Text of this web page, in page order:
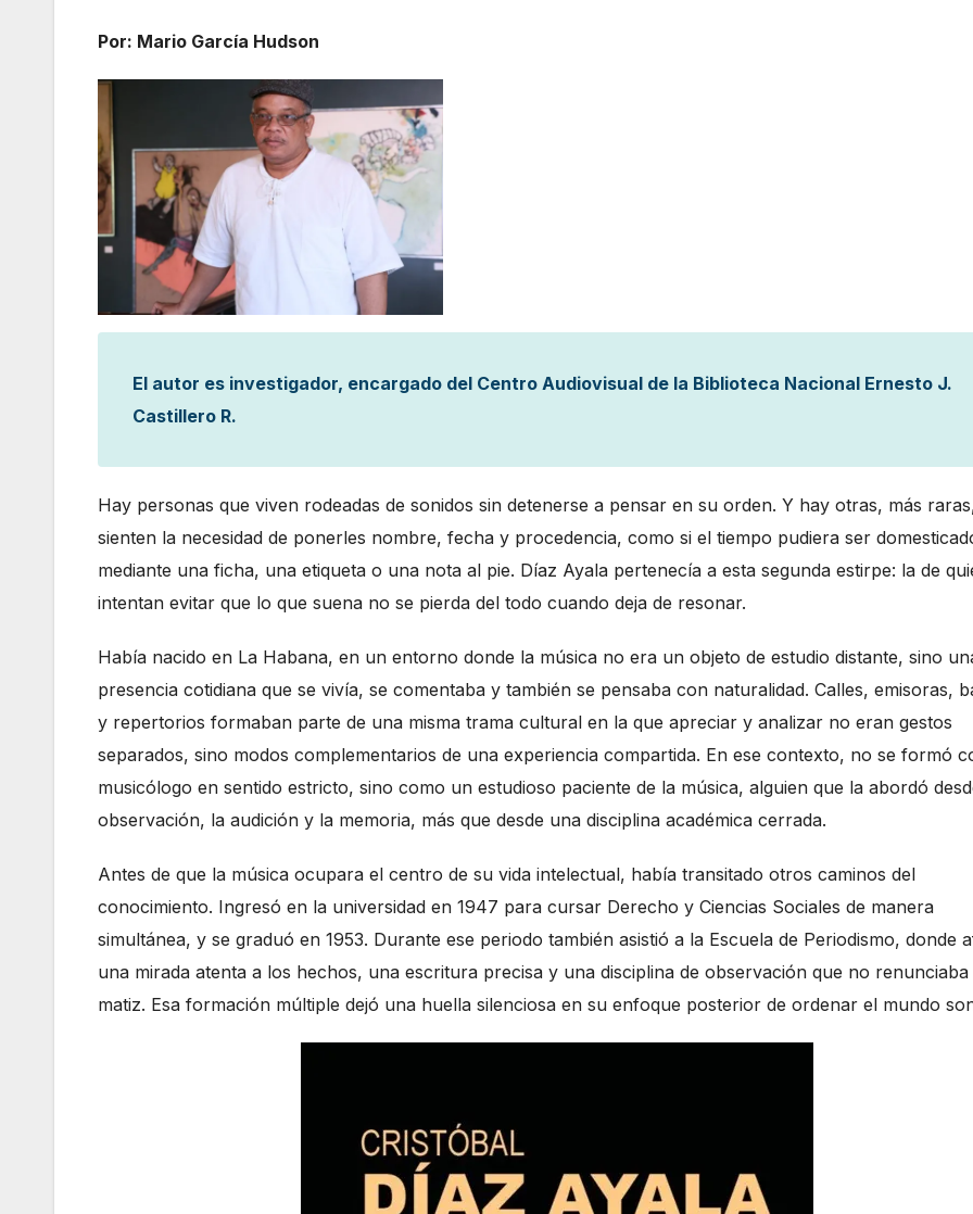
Por: Mario García Hudson
El autor es investigador, encargado del Centro Audiovisual de la Biblioteca Nacional Ernesto J.
Castillero R.
Hay personas que viven rodeadas de sonidos sin detenerse a pensar en su orden. Y hay otras, más
sienten la necesidad de ponerles nombre, fecha y procedencia, como si el tiempo pudiera ser
mediante una ficha, una etiqueta o una nota al pie. Díaz Ayala pertenecía a esta segunda estirpe: la de
intentan evitar que lo que suena no se pierda del todo cuando deja de resonar.
Había nacido en La Habana, en un entorno donde la música no era un objeto de estudio distante, sino
presencia cotidiana que se vivía, se comentaba y también se pensaba con naturalidad. Calles, emisoras,
y repertorios formaban parte de una misma trama cultural en la que apreciar y analizar no eran gestos
separados, sino modos complementarios de una experiencia compartida. En ese contexto, no se formó
musicólogo en sentido estricto, sino como un estudioso paciente de la música, alguien que la abordó
observación, la audición y la memoria, más que desde una disciplina académica cerrada.
Antes de que la música ocupara el centro de su vida intelectual, había transitado otros caminos del
conocimiento. Ingresó en la universidad en 1947 para cursar Derecho y Ciencias Sociales de manera
simultánea, y se graduó en 1953. Durante ese periodo también asistió a la Escuela de Periodismo, donde
una mirada atenta a los hechos, una escritura precisa y una disciplina de observación que no renunciaba
matiz. Esa formación múltiple dejó una huella silenciosa en su enfoque posterior de ordenar el mundo